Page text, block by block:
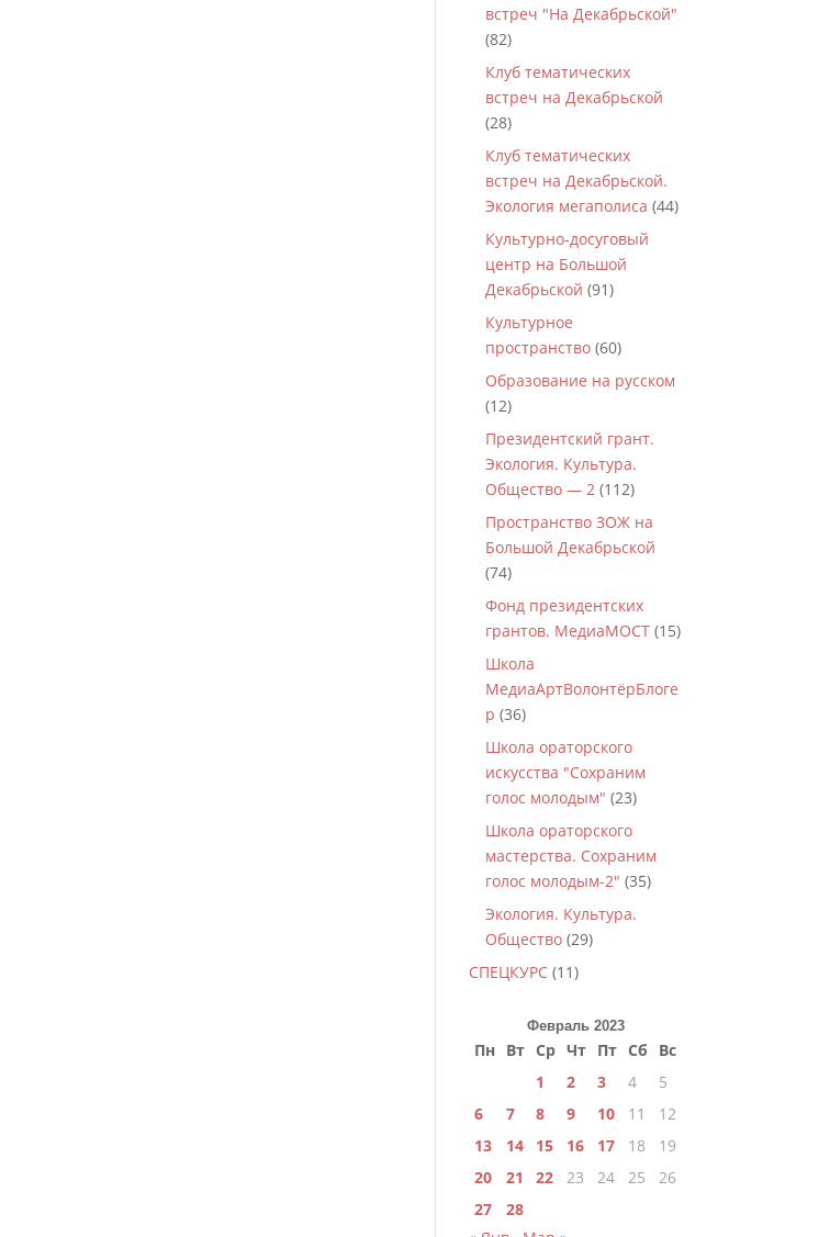
встреч "На Декабрьской"
(82)
Клуб тематических
встреч на Декабрьской
(28)
Клуб тематических
встреч на Декабрьской.
Экология мегаполиса (44)
Культурно-досуговый
центр на Большой
Декабрьской (91)
Культурное
пространство (60)
Образование на русском
(12)
Президентский грант.
Экология. Культура.
Общество — 2 (112)
Пространство ЗОЖ на
Большой Декабрьской
(74)
Фонд президентских
грантов. МедиаМОСТ (15)
Школа
МедиаАртВолонтёрБлоге
р (36)
Школа ораторского
искусства "Сохраним
голос молодым" (23)
Школа ораторского
мастерства. Сохраним
голос молодым-2" (35)
Экология. Культура.
Общество (29)
СПЕЦКУРС (11)
Февраль 2023
Пн Вт Ср Чт Пт Сб
Вс
1
2 3 4
5
6
7 8 9 10 11
12
13
14 15 16 17 18
19
20
21 22 23 24 25
26
27
28